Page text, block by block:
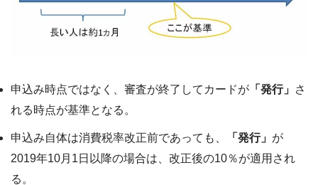
申込み時点ではなく、審査が終了してカードが 「発行」 さ
れる時点が基準となる。
申込み自体は消費税率改正前であっても、 「発行」 が
2019年10月1日以降の場合は、改正後の10％が適用され
る。